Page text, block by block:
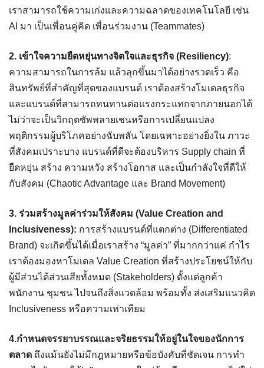
เราสามารถใช้ความเก่งและความฉลาดของเทคโนโลยี เช่น
AI มา เป็นเพื่อนคู่คิด เพื่อนร่วมงาน (Teammates)
2. เข้าใจความยืดหยุ่นทางจิตใจและธุรกิจ (Resiliency):
ความสามารถในการล้ม แล้วลุกขึ้นมาได้อย่างรวดเร็ว คือ
สินทรัพย์ที่สำคัญที่สุดของแบรนด์ เราต้องสร้างโมเดลธุรกิจ
และแบรนด์ที่สามารถทนทานต่อแรงกระแทกจากภายนอกได้
ไม่ว่าจะเป็นวิกฤตซัพพลายเชนหรือการเปลี่ยนแปลง
พฤติกรรมผู้บริโภคอย่างฉับพลัน โดยเฉพาะอย่างยิ่งใน ภาวะ
ที่สังคมเปราะบาง แบรนด์ที่ดีจะต้องบริหาร Supply chain ที่
ยืดหยุ่น สร้าง ความหวัง สร้างโอกาส และเป็นกำลังใจที่ดีให้
กับสังคม (Chaotic Advantage และ Brand Movement)
3. ร่วมสร้างมูลค่าร่วมให้สังคม (Value Creation and
Inclusiveness): การสร้างแบรนด์ที่แตกต่าง (Differentiated
Brand) จะเกิดขึ้นได้เมื่อเราสร้าง “มูลค่า” ที่มากกว่าแค่ กำไร
เราต้องมองหาโมเดล Value Creation ที่สร้างประโยชน์ให้กับ
ผู้มีส่วนได้ส่วนเสียทั้งหมด (Stakeholders) ตั้งแต่ลูกค้า
พนักงาน ชุมชน ไปจนถึงสิ่งแวดล้อม พร้อมทั้ง ส่งเสริมแนวคิด
Inclusiveness หรือความเท่าเทียม
4.กำหนดจรรยาบรรณและจริยธรรมให้อยู่ในใจของนักการ
ตลาด ถึงแม้นยังไม่มีกฎหมายหรือข้อบังคับที่ชัดเจน การทำ